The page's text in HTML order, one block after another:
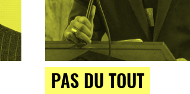
PAS DU TOUT